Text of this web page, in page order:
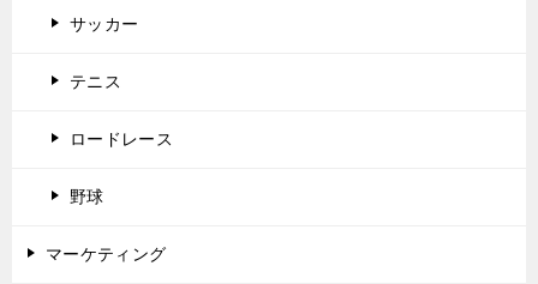
サッカー
テニス
ロードレース
野球
マーケティング